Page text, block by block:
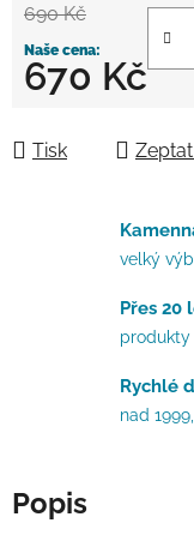
690 Kč
670 Kč
Tisk
velký
Přes 20
Rychlé
nad
Popis